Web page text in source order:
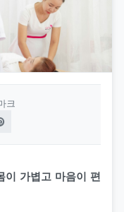
크
이 가볍고 마음이 편